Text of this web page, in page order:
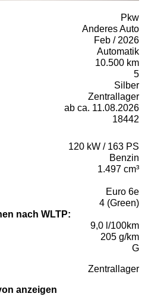
Pkw
Anderes Auto
Feb / 2026
Automatik
10.500 km
5
Silber
Zentrallager
ab ca. 11.08.2026
18442
120 kW / 163 PS
Benzin
1.497 cm³
Euro 6e
4 (Green)
nach WLTP:
9,0 l/100km
205 g/km
G
Zentrallager
anzeigen